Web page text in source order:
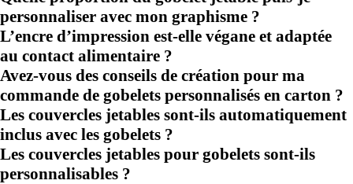
personnaliser avec mon graphisme ?
L’encre d’impression est-elle végane et adaptée
au contact alimentaire ?
Avez-vous des conseils de création pour ma
commande de gobelets personnalisés en carton ?
Les couvercles jetables sont-ils automatiquement
inclus avec les gobelets ?
Les couvercles jetables pour gobelets sont-ils
personnalisables ?